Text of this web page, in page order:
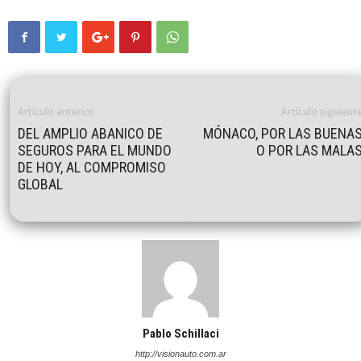
Artículo anterior
DEL AMPLIO ABANICO DE
SEGUROS PARA EL MUNDO
DE HOY, AL COMPROMISO
GLOBAL
Artículo
MÓNACO, POR LAS
O POR LAS
Pablo Schillaci
http://visionauto.com.ar